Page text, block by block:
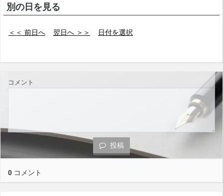
別の日を見る
＜＜ 前日へ 翌日へ ＞＞ 日付を選択
コメント
投稿
0 コメント